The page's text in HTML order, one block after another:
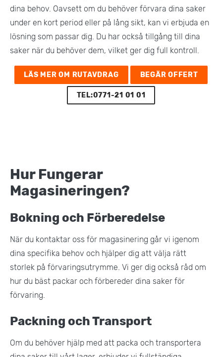
dina behov. Oavsett om du behöver förvara dina saker
under en kort period eller på lång sikt, kan vi erbjuda en
lösning som passar dig. Du har också tillgång till dina
saker när du behöver dem, vilket ger dig full kontroll​.
LÄS MER OM RUTAVDRAG BEGÄR OFFERT
TEL:0771-21 01 01
Hur Fungerar
Magasineringen?
Bokning och Förberedelse
När du kontaktar oss för magasinering går vi igenom
dina specifika behov och hjälper dig att välja rätt
storlek på förvaringsutrymme. Vi ger dig också råd om
hur du bäst packar och förbereder dina saker för
förvaring.
Packning och Transport
Om du behöver hjälp med att packa och transportera